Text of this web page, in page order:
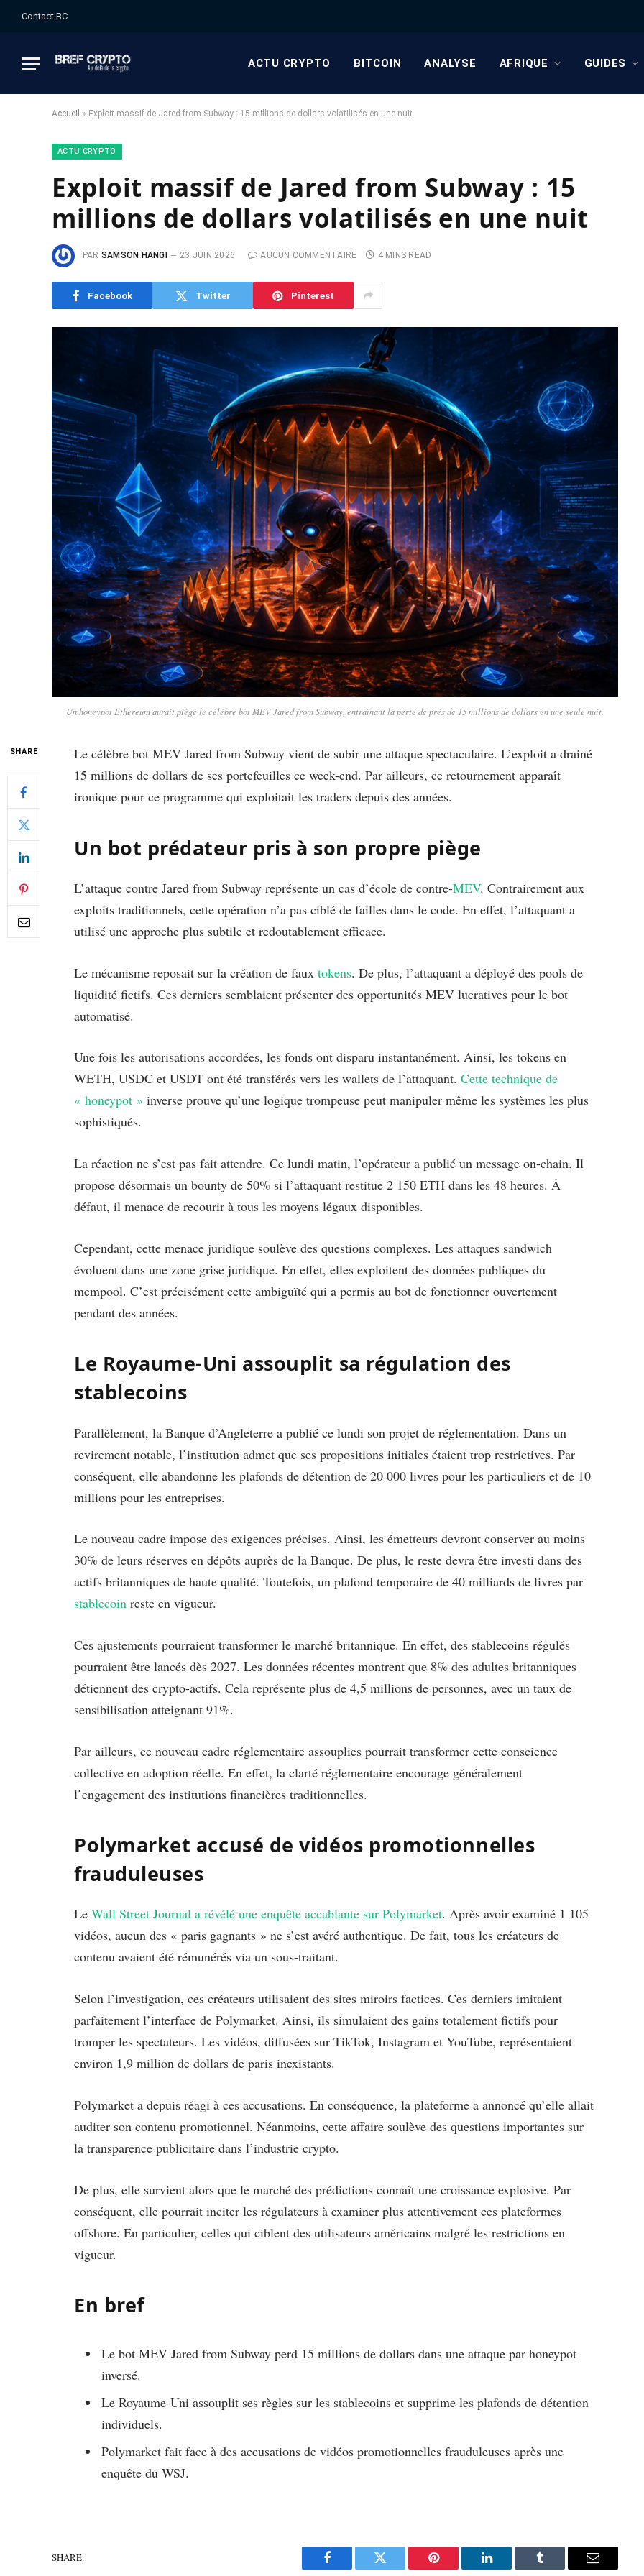
Contact BC
ACTU CRYPTO BITCOIN ANALYSE AFRIQUE GUIDES
Accueil » Exploit massif de Jared from Subway : 15 millions de dollars volatilisés en une nuit
ACTU CRYPTO
Exploit massif de Jared from Subway : 15
millions de dollars volatilisés en une nuit
PAR SAMSON HANGI 23 JUIN 2026 AUCUN COMMENTAIRE 4 MINS READ
Facebook Twitter Pinterest
Un honeypot Ethereum aurait piégé le célèbre bot MEV Jared from Subway, entraînant la perte de près de 15 millions de dollars en une seule nuit.
SHARE
Le célèbre bot MEV Jared from Subway vient de subir une attaque spectaculaire. L’exploit a drainé
15 millions de dollars de ses portefeuilles ce week-end. Par ailleurs, ce retournement apparaît
ironique pour ce programme qui exploitait les traders depuis des années.
Un bot prédateur pris à son propre piège
L’attaque contre Jared from Subway représente un cas d’école de contre-MEV. Contrairement aux
exploits traditionnels, cette opération n’a pas ciblé de failles dans le code. En effet, l’attaquant a
utilisé une approche plus subtile et redoutablement efficace.
Le mécanisme reposait sur la création de faux tokens. De plus, l’attaquant a déployé des pools de
liquidité fictifs. Ces derniers semblaient présenter des opportunités MEV lucratives pour le bot
automatisé.
Une fois les autorisations accordées, les fonds ont disparu instantanément. Ainsi, les tokens en
WETH, USDC et USDT ont été transférés vers les wallets de l’attaquant. Cette technique de
« honeypot » inverse prouve qu’une logique trompeuse peut manipuler même les systèmes les plus
sophistiqués.
La réaction ne s’est pas fait attendre. Ce lundi matin, l’opérateur a publié un message on-chain. Il
propose désormais un bounty de 50% si l’attaquant restitue 2 150 ETH dans les 48 heures. À
défaut, il menace de recourir à tous les moyens légaux disponibles.
Cependant, cette menace juridique soulève des questions complexes. Les attaques sandwich
évoluent dans une zone grise juridique. En effet, elles exploitent des données publiques du
mempool. C’est précisément cette ambiguïté qui a permis au bot de fonctionner ouvertement
pendant des années.
Le Royaume-Uni assouplit sa régulation des
stablecoins
Parallèlement, la Banque d’Angleterre a publié ce lundi son projet de réglementation. Dans un
revirement notable, l’institution admet que ses propositions initiales étaient trop restrictives. Par
conséquent, elle abandonne les plafonds de détention de 20 000 livres pour les particuliers et de 10
millions pour les entreprises.
Le nouveau cadre impose des exigences précises. Ainsi, les émetteurs devront conserver au moins
30% de leurs réserves en dépôts auprès de la Banque. De plus, le reste devra être investi dans des
actifs britanniques de haute qualité. Toutefois, un plafond temporaire de 40 milliards de livres par
stablecoin reste en vigueur.
Ces ajustements pourraient transformer le marché britannique. En effet, des stablecoins régulés
pourraient être lancés dès 2027. Les données récentes montrent que 8% des adultes britanniques
détiennent des crypto-actifs. Cela représente plus de 4,5 millions de personnes, avec un taux de
sensibilisation atteignant 91%.
Par ailleurs, ce nouveau cadre réglementaire assouplies pourrait transformer cette conscience
collective en adoption réelle. En effet, la clarté réglementaire encourage généralement
l’engagement des institutions financières traditionnelles.
Polymarket accusé de vidéos promotionnelles
frauduleuses
Le Wall Street Journal a révélé une enquête accablante sur Polymarket. Après avoir examiné 1 105
vidéos, aucun des « paris gagnants » ne s’est avéré authentique. De fait, tous les créateurs de
contenu avaient été rémunérés via un sous-traitant.
Selon l’investigation, ces créateurs utilisaient des sites miroirs factices. Ces derniers imitaient
parfaitement l’interface de Polymarket. Ainsi, ils simulaient des gains totalement fictifs pour
tromper les spectateurs. Les vidéos, diffusées sur TikTok, Instagram et YouTube, représentaient
environ 1,9 million de dollars de paris inexistants.
Polymarket a depuis réagi à ces accusations. En conséquence, la plateforme a annoncé qu’elle allait
auditer son contenu promotionnel. Néanmoins, cette affaire soulève des questions importantes sur
la transparence publicitaire dans l’industrie crypto.
De plus, elle survient alors que le marché des prédictions connaît une croissance explosive. Par
conséquent, elle pourrait inciter les régulateurs à examiner plus attentivement ces plateformes
offshore. En particulier, celles qui ciblent des utilisateurs américains malgré les restrictions en
vigueur.
En bref
Le bot MEV Jared from Subway perd 15 millions de dollars dans une attaque par honeypot
inversé.
Le Royaume-Uni assouplit ses règles sur les stablecoins et supprime les plafonds de détention
individuels.
Polymarket fait face à des accusations de vidéos promotionnelles frauduleuses après une
enquête du WSJ.
SHARE.
Facebook Twitter Pinterest LinkedIn Tumblr Email